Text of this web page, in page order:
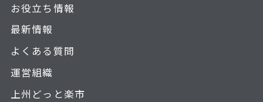
お役立ち情報
最新情報
よくある質問
運営組織
上州どっと楽市